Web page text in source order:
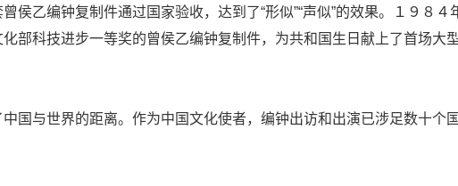
乙编钟复制件通过国家验收，达到了“形似”“声似”的效果。１９８４
部科技进步一等奖的曾侯乙编钟复制件，为共和国生日献上了首场大
国与世界的距离。作为中国文化使者，编钟出访和出演已涉足数十个国